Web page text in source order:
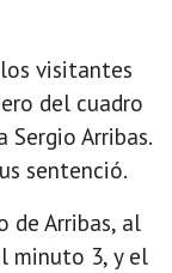
visitantes
del cuadro
Arribas.
sentenció.
de Arribas, al
minuto 3, y el